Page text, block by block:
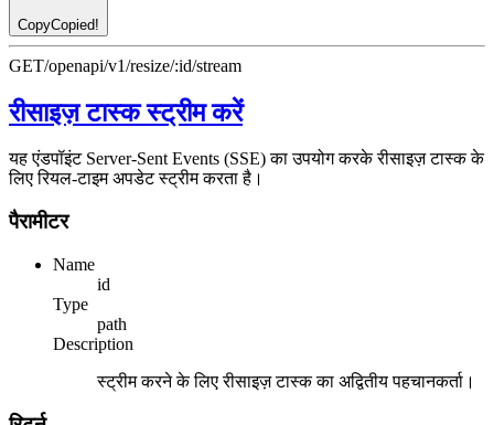
CopyCopied!
GET/openapi/v1/resize/:id/stream
रीसाइज़ टास्क स्ट्रीम करें
यह एंडपॉइंट Server-Sent Events (SSE) का उपयोग करके रीसाइज़ टास्क के
लिए रियल-टाइम अपडेट स्ट्रीम करता है।
पैरामीटर
Name
id
Type
path
Description
स्ट्रीम करने के लिए रीसाइज़ टास्क का अद्वितीय पहचानकर्ता।